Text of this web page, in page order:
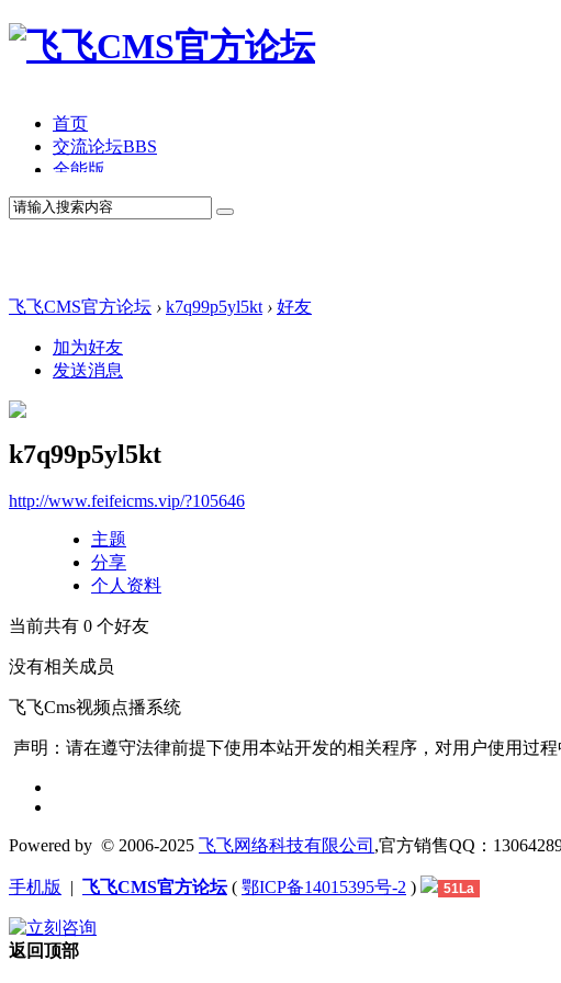
首页
交流论坛BBS
全能版
TV版
产品价格
飞飞CMS官方论坛 › k7q99p5yl5kt › 好友
加为好友
发送消息
k7q99p5yl5kt
http://www.feifeicms.vip/?105646
主题
分享
个人资料
当前共有 0 个好友
没有相关成员
飞飞Cms视频点播系统
声明：请在遵守法律前提下使用本站开发的相关程序，对用户使用过
Powered by © 2006-2025 飞飞网络科技有限公司 ,官方销售QQ：
手机版 | 飞飞CMS官方论坛( 鄂ICP备14015395号-2 ) 51La
返回顶部